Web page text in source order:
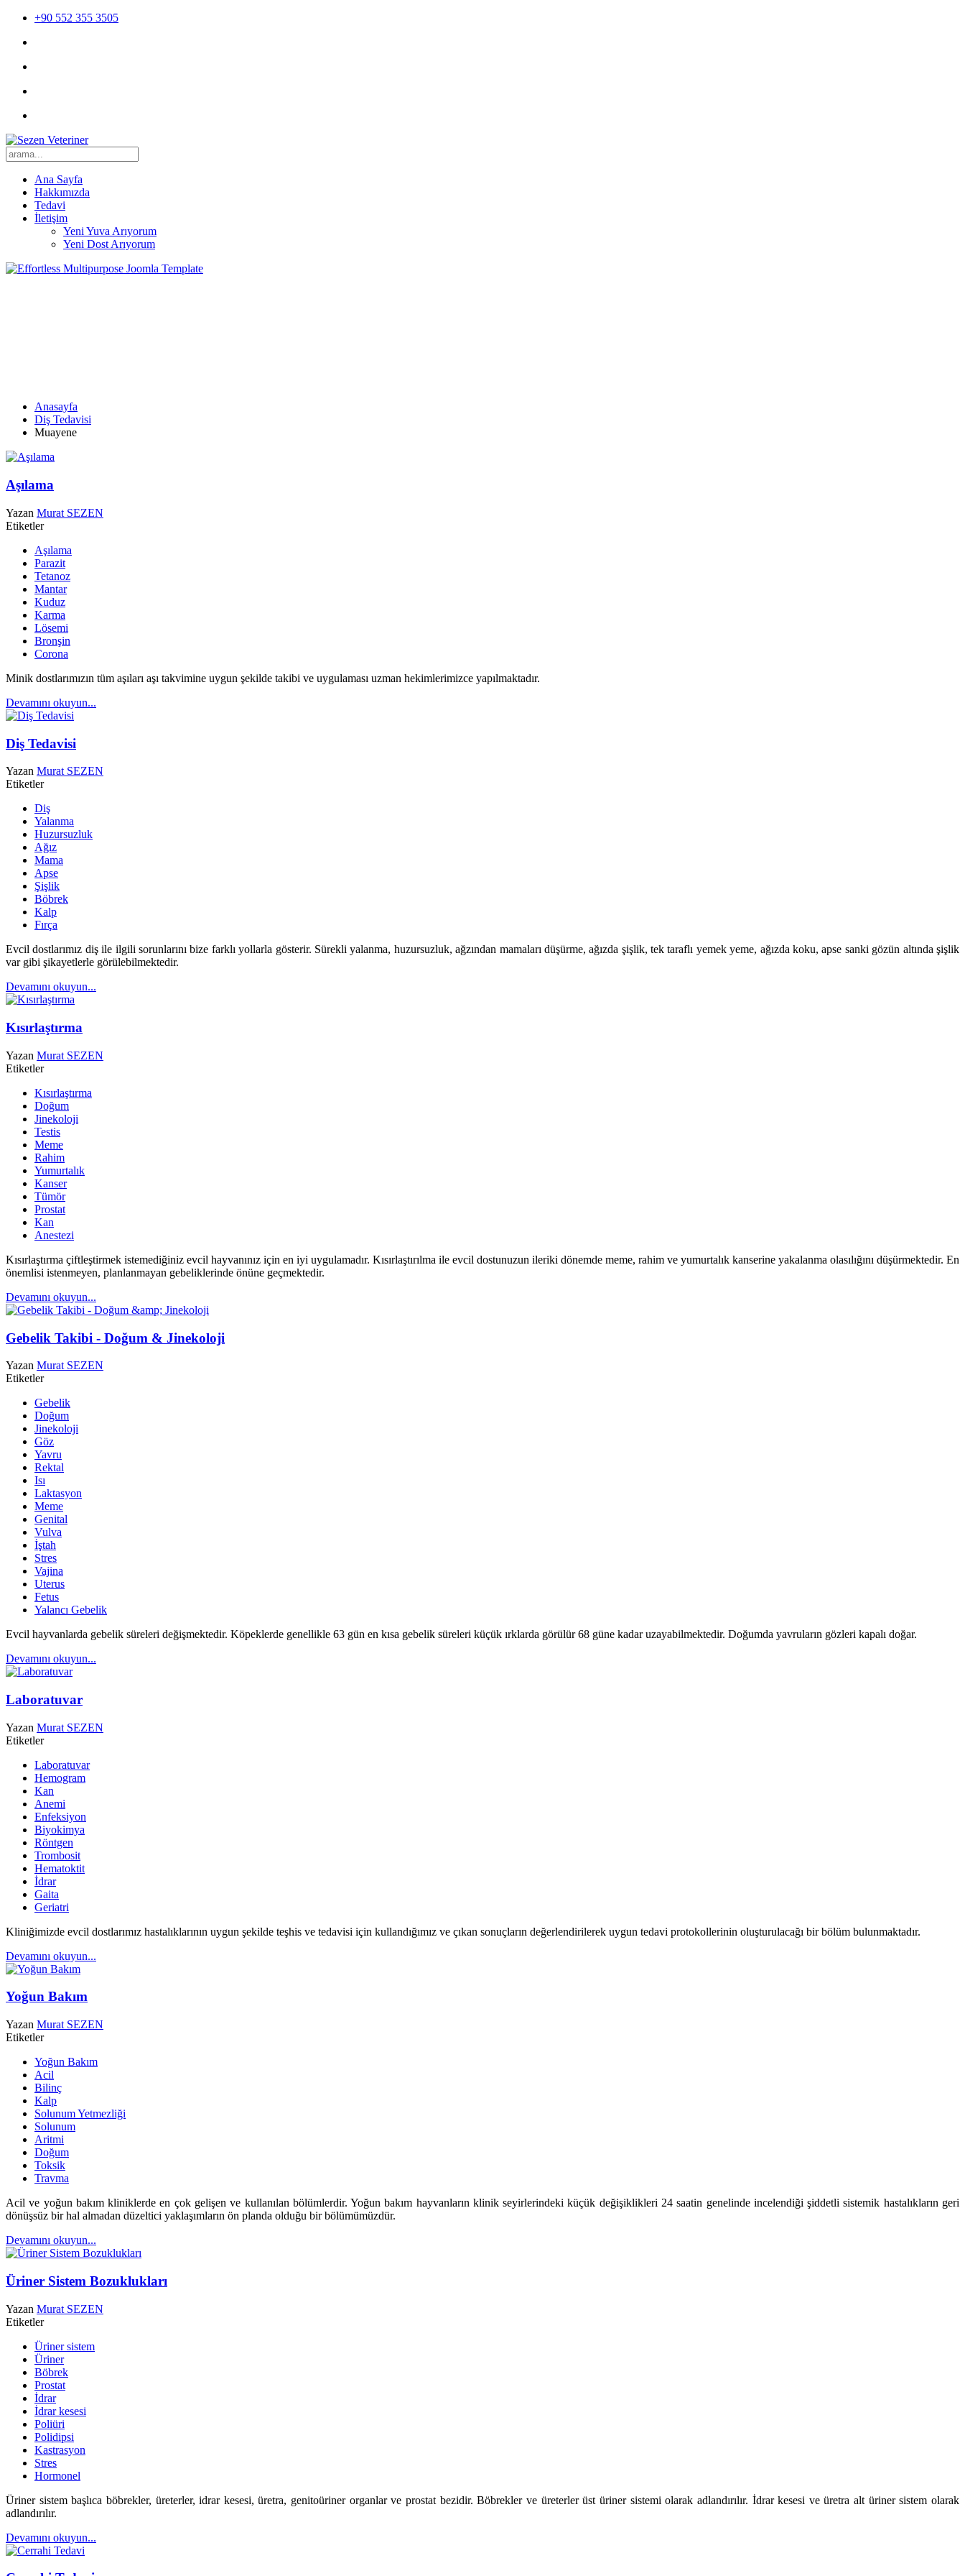
+90 552 355 3505
Ana Sayfa
Hakkımızda
Tedavi
İletişim
Yeni Yuva Arıyorum
Yeni Dost Arıyorum
Anasayfa
Diş Tedavisi
Muayene
Aşılama
Yazan Murat SEZEN
Etiketler
Aşılama
Parazit
Tetanoz
Mantar
Kuduz
Karma
Lösemi
Bronşin
Corona
Minik dostlarımızın tüm aşıları aşı takvimine uygun şekilde takibi ve uygulaması uzman hekimlerimizce yapılmaktadır.
Devamını okuyun...
Diş Tedavisi
Yazan Murat SEZEN
Etiketler
Diş
Yalanma
Huzursuzluk
Ağız
Mama
Apse
Şişlik
Böbrek
Kalp
Fırça
Evcil dostlarımız diş ile ilgili sorunlarını bize farklı yollarla gösterir. Sürekli yalanma, huzursuzluk, ağzından mamaları düşürme, ağızda şişlik, tek taraflı yemek yeme, ağızda koku, apse sanki gözün altında şişlik
var gibi şikayetlerle görülebilmektedir.
Devamını okuyun...
Kısırlaştırma
Yazan Murat SEZEN
Etiketler
Kısırlaştırma
Doğum
Jinekoloji
Testis
Meme
Rahim
Yumurtalık
Kanser
Tümör
Prostat
Kan
Anestezi
Kısırlaştırma çiftleştirmek istemediğiniz evcil hayvanınız için en iyi uygulamadır. Kısırlaştırılma ile evcil dostunuzun ileriki dönemde meme, rahim ve yumurtalık kanserine yakalanma olasılığını düşürmektedir. En
önemlisi istenmeyen, planlanmayan gebeliklerinde önüne geçmektedir.
Devamını okuyun...
Gebelik Takibi - Doğum & Jinekoloji
Yazan Murat SEZEN
Etiketler
Gebelik
Doğum
Jinekoloji
Göz
Yavru
Rektal
Isı
Laktasyon
Meme
Genital
Vulva
İştah
Stres
Vajina
Uterus
Fetus
Yalancı Gebelik
Evcil hayvanlarda gebelik süreleri değişmektedir. Köpeklerde genellikle 63 gün en kısa gebelik süreleri küçük ırklarda görülür 68 güne kadar uzayabilmektedir. Doğumda yavruların gözleri kapalı doğar.
Devamını okuyun...
Laboratuvar
Yazan Murat SEZEN
Etiketler
Laboratuvar
Hemogram
Kan
Anemi
Enfeksiyon
Biyokimya
Röntgen
Trombosit
Hematoktit
İdrar
Gaita
Geriatri
Kliniğimizde evcil dostlarımız hastalıklarının uygun şekilde teşhis ve tedavisi için kullandığımız ve çıkan sonuçların değerlendirilerek uygun tedavi protokollerinin oluşturulacağı bir bölüm bulunmaktadır.
Devamını okuyun...
Yoğun Bakım
Yazan Murat SEZEN
Etiketler
Yoğun Bakım
Acil
Bilinç
Kalp
Solunum Yetmezliği
Solunum
Aritmi
Doğum
Toksik
Travma
Acil ve yoğun bakım kliniklerde en çok gelişen ve kullanılan bölümlerdir. Yoğun bakım hayvanların klinik seyirlerindeki küçük değişiklikleri 24 saatin genelinde incelendiği şiddetli sistemik hastalıkların geri
dönüşsüz bir hal almadan düzeltici yaklaşımların ön planda olduğu bir bölümümüzdür.
Devamını okuyun...
Üriner Sistem Bozuklukları
Yazan Murat SEZEN
Etiketler
Üriner sistem
Üriner
Böbrek
Prostat
İdrar
İdrar kesesi
Poliüri
Polidipsi
Kastrasyon
Stres
Hormonel
Üriner sistem başlıca böbrekler, üreterler, idrar kesesi, üretra, genitoüriner organlar ve prostat bezidir. Böbrekler ve üreterler üst üriner sistemi olarak adlandırılır. İdrar kesesi ve üretra alt üriner sistem olarak
adlandırılır.
Devamını okuyun...